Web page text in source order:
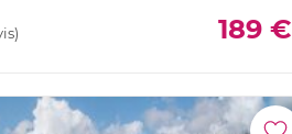
189 €